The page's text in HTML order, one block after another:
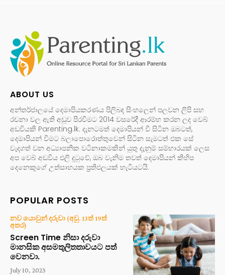
ABOUT US
අන්තර්ජාලයේ දෙමාපියකරණය පිලිබඳ සිංහලෙන් පලවන ලිපි සහ
රචනා වල ඇති අඩුව පිරවීමට 2014 වසරේදී ආරම්භ කරන ලද වෙබ්
අඩවියකි Parenting.lk. දැනටමත් දෙමාපියන් වී සිටින ඔබටත්,
දෙමාපියන් වීමට බලාපොරොත්තුවෙන් සිටින සැමටත් එක සේ
වැදගත් වන අධ්‍යාපනික වටිනාකමකින් යුතු දැනුම් සම්භාරයක් ලෙස
අප වෙබ් අඩවිය එලි දුටුවේ, ඔබ වැනිම තවත් දෙමාපියන් කිහිප
දෙනෙකුගේ උත්සාහයක ප්‍රතිඵලයක් හැටියටයි.
POPULAR POSTS
නව යොවුන් දරුවා (අවු. 13ත් 19ත්
අතර)
Screen Time නිසා දරුවා
මානසික අසමතුලිතතාවයට පත්
වෙනවා.
July 10, 2023